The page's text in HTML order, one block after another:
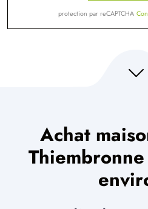
protection par reCAPTCHA
Achat